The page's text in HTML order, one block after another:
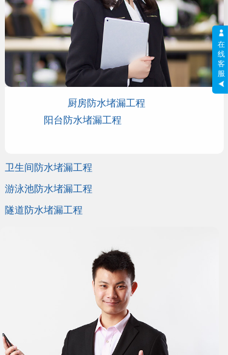
厨房防水堵漏工程
卫生间防水堵漏工程
游泳池防水堵漏工程
隧道防水堵漏工程
阳台防水堵漏工程
在
线
客
服